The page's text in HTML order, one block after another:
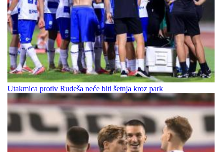
Utakmica protiv Rudeša neće biti šetnja kroz park